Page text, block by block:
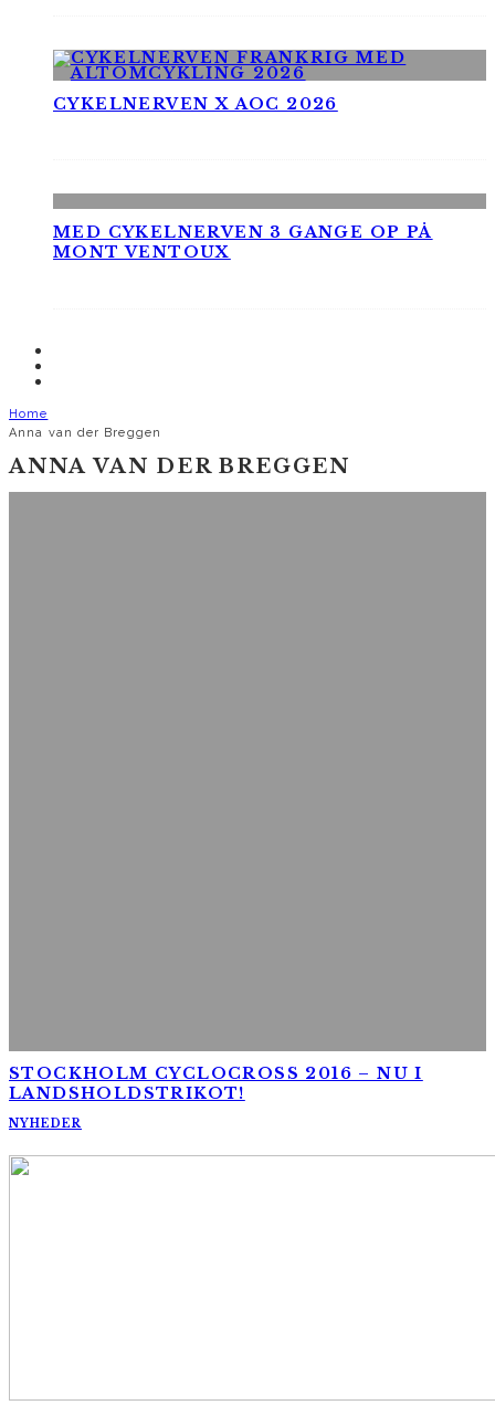
CYKELNERVEN X AOC 2026
MED CYKELNERVEN 3 GANGE OP PÅ
MONT VENTOUX
Home
Anna van der Breggen
ANNA VAN DER BREGGEN
STOCKHOLM CYCLOCROSS 2016 – NU I
LANDSHOLDSTRIKOT!
NYHEDER